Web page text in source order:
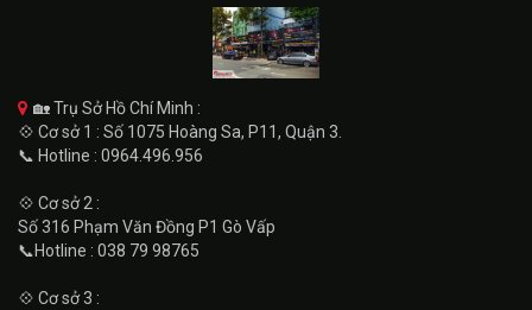
🏡 Trụ Sở Hồ Chí Minh :
💠 Cơ sở 1 : Số 1075 Hoàng Sa, P11, Quận 3.
📞 Hotline : 0964.496.956
💠 Cơ sở 2 :
Số 316 Phạm Văn Đồng P1 Gò Vấp
📞Hotline : 038 79 98765
💠 Cơ sở 3 :